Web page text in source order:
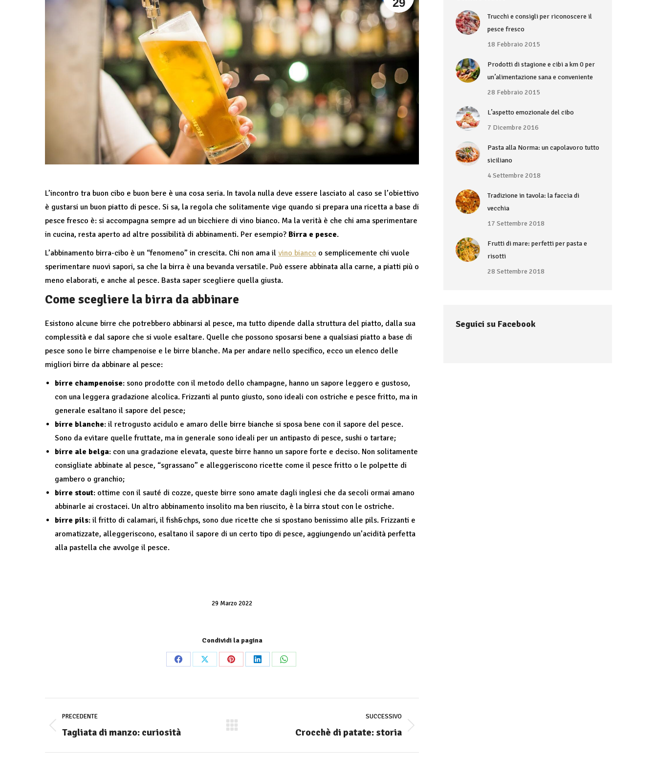
L’incontro tra buon cibo e buon bere è una cosa seria. In tavola nulla deve essere lasciato al caso se l’obiettivo
è gustarsi un buon piatto di pesce. Si sa, la regola che solitamente vige quando si prepara una ricetta a base di
pesce fresco è: si accompagna sempre ad un bicchiere di vino bianco. Ma la verità è che chi ama sperimentare
in cucina, resta aperto ad altre possibilità di abbinamenti. Per esempio? Birra e pesce.
L’abbinamento birra-cibo è un “fenomeno” in crescita. Chi non ama il vino bianco o semplicemente chi vuole
sperimentare nuovi sapori, sa che la birra è una bevanda versatile. Può essere abbinata alla carne, a piatti più o
meno elaborati, e anche al pesce. Basta saper scegliere quella giusta.
Come scegliere la birra da abbinare
Esistono alcune birre che potrebbero abbinarsi al pesce, ma tutto dipende dalla struttura del piatto, dalla sua
complessità e dal sapore che si vuole esaltare. Quelle che possono sposarsi bene a qualsiasi piatto a base di
pesce sono le birre champenoise e le birre blanche. Ma per andare nello specifico, ecco un elenco delle
migliori birre da abbinare al pesce:
birre champenoise: sono prodotte con il metodo dello champagne, hanno un sapore leggero e gustoso,
con una leggera gradazione alcolica. Frizzanti al punto giusto, sono ideali con ostriche e pesce fritto, ma in
generale esaltano il sapore del pesce;
birre blanche: il retrogusto acidulo e amaro delle birre bianche si sposa bene con il sapore del pesce.
Sono da evitare quelle fruttate, ma in generale sono ideali per un antipasto di pesce, sushi o tartare;
birre ale belga: con una gradazione elevata, queste birre hanno un sapore forte e deciso. Non solitamente
consigliate abbinate al pesce, “sgrassano” e alleggeriscono ricette come il pesce fritto o le polpette di
gambero o granchio;
birre stout: ottime con il sauté di cozze, queste birre sono amate dagli inglesi che da secoli ormai amano
abbinarle ai crostacei. Un altro abbinamento insolito ma ben riuscito, è la birra stout con le ostriche.
birre pils: il fritto di calamari, il fish&chps, sono due ricette che si spostano benissimo alle pils. Frizzanti e
aromatizzate, alleggeriscono, esaltano il sapore di un certo tipo di pesce, aggiungendo un’acidità perfetta
alla pastella che avvolge il pesce.
29 Marzo 2022
Condividi la pagina
Share
Share
Share
Share
Share
di
navigazione
PRECEDENTE
Stile
Tagliata di manzo: curiosità
SUCCESSIVO
Crocchè di patate: storia
Trucchi e consigli per riconoscere il
pesce fresco
18 Febbraio 2015
Prodotti di stagione e cibi a km 0 per
un’alimentazione sana e conveniente
28 Febbraio 2015
L’aspetto emozionale del cibo
7 Dicembre 2016
Pasta alla Norma: un capolavoro tutto
siciliano
4 Settembre 2018
Tradizione in tavola: la faccia di
vecchia
17 Settembre 2018
Frutti di mare: perfetti per pasta e
risotti
28 Settembre 2018
Seguici su Facebook